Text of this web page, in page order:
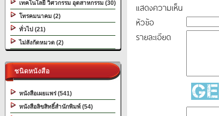
เทคโนโลยี วิศวกรรม อุตสาหกรรม (30)
โทรคมนาคม (2)
ทั่วไป (21)
ไม่สังกัดหมวด (2)
ชนิดหนังสือ
หนังสือเผยแพร่ (541)
หนังสือลิขสิทธิ์สำนักพิมพ์ (54)
แสดงความเห็น
หัวข้อ
รายละเอียด